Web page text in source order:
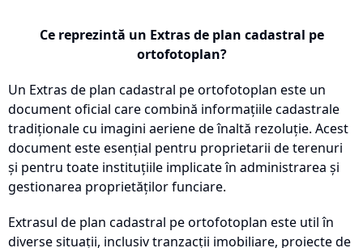
Ce reprezintă un Extras de plan cadastral pe
ortofotoplan?
Un Extras de plan cadastral pe ortofotoplan este un
document oficial care combină informațiile cadastrale
tradiționale cu imagini aeriene de înaltă rezoluție. Acest
document este esențial pentru proprietarii de terenuri
și pentru toate instituțiile implicate în administrarea și
gestionarea proprietăților funciare.
Extrasul de plan cadastral pe ortofotoplan este util în
diverse situații, inclusiv tranzacții imobiliare, proiecte de